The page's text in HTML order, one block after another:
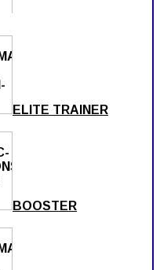
ELITE TRAINER
BOOSTER